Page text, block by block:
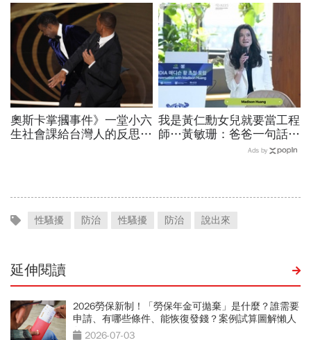
出孩子教育費、還能兼存退
休金
奧斯卡掌摑事件》一堂小六
生社會課給台灣人的反思：
我是黃仁勳女兒就要當工程
師…黃敏珊：爸爸一句話，
讓我從電機系改廚藝學校
Ads by
性騷擾 防治 性騷擾 防治 說出來
延伸閱讀
2026勞保新制！「勞保年金可拋棄」是什麼？誰需要
申請、有哪些條件、能恢復發錢？案例試算圖解懶人
包 2026-07-03